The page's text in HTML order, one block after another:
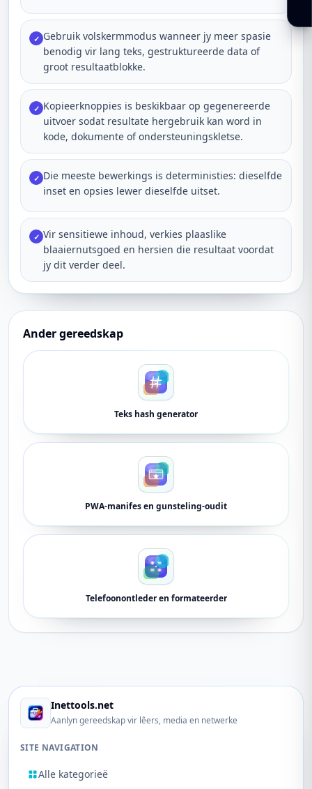
✓ Gebruik volskermmodus wanneer jy meer spasie
benodig vir lang teks, gestruktureerde data of
groot resultaatblokke.
✓ Kopieerknoppies is beskikbaar op gegenereerde
uitvoer sodat resultate hergebruik kan word in
kode, dokumente of ondersteuningskletse.
✓ Die meeste bewerkings is deterministies: dieselfde
inset en opsies lewer dieselfde uitset.
✓ Vir sensitiewe inhoud, verkies plaaslike
blaaiernutsgoed en hersien die resultaat voordat
jy dit verder deel.
Ander gereedskap
Teks hash generator
PWA-manifes en gunsteling-oudit
Telefoonontleder en formateerder
Inettools.net
Aanlyn gereedskap vir lêers, media en netwerke
SITE NAVIGATION
Alle kategorieë